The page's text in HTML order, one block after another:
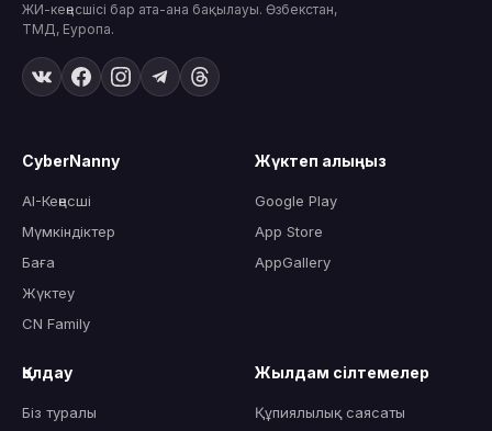
ЖИ-кеңесшісі бар ата-ана бақылауы. Өзбекстан,
ТМД, Еуропа.
CyberNanny
AI-Кеңесші
Мүмкіндіктер
Баға
Жүктеу
CN Family
Жүктеп алыңыз
Google Play
App Store
AppGallery
Қолдау
Біз туралы
Жылдам сілтемелер
Құпиялылық саясаты